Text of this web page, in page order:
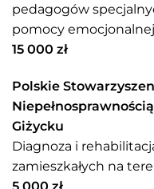
pedagogów
pomocy emocjonalnej
15 000 zł
Polskie
Giżycku
Diagnoza i
zamieszkałych na